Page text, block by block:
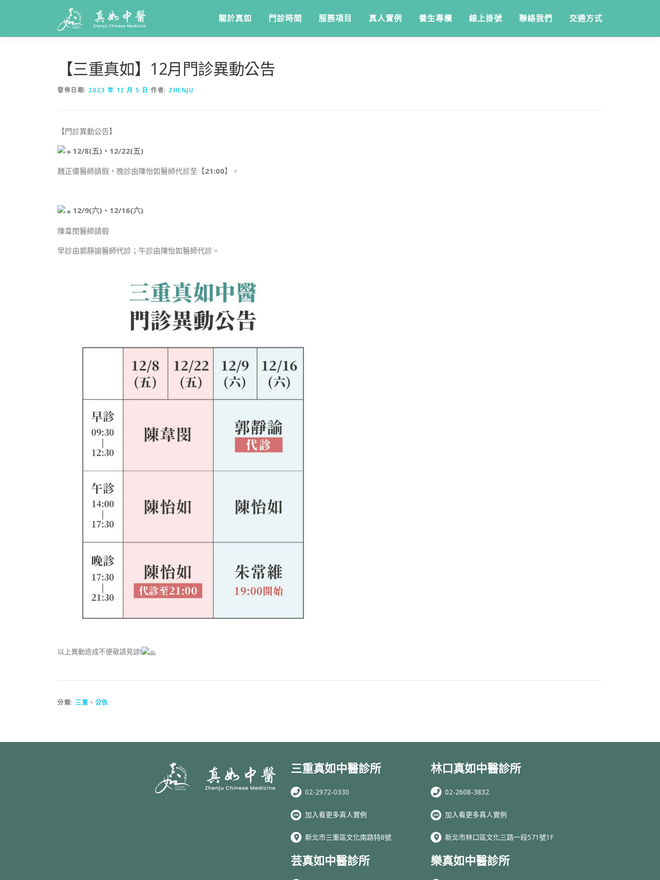
關於真如 門診時間 服務項目 真人實例 養生專欄 線上掛號 聯絡我們 交通方式
【三重真如】12月門診異動公告
發佈日期: 2023 年 12 月 5 日 作者: ZHENJU
【門診異動公告】
12/8(五)、12/22(五)
魏正儒醫師請假，晚診由陳怡如醫師代診至【21:00】。
12/9(六)、12/16(六)
陳韋閔醫師請假
早診由郭靜諭醫師代診；午診由陳怡如醫師代診。
以上異動造成不便敬請見諒!
分類: 三重 、 公告
三重真如中醫診所
02-2972-0330
加入看更多真人實例
新北市三重區文化南路特8號
芸真如中醫診所
林口真如中醫診所
02-2608-3832
加入看更多真人實例
新北市林口區文化三路一段571號1F
樂真如中醫診所